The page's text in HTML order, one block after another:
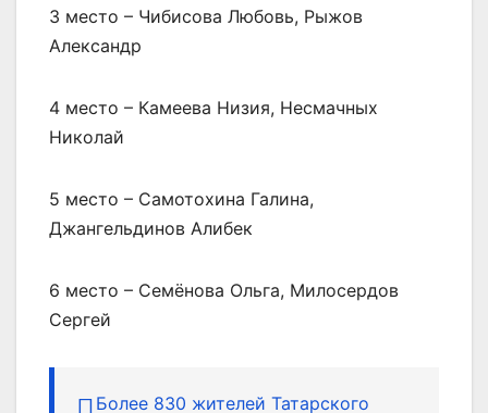
3 место – Чибисова Любовь, Рыжов
Александр
4 место – Камеева Низия, Несмачных
Николай
5 место – Самотохина Галина,
Джангельдинов Алибек
6 место – Семёнова Ольга, Милосердов
Сергей
Более 830 жителей Татарского